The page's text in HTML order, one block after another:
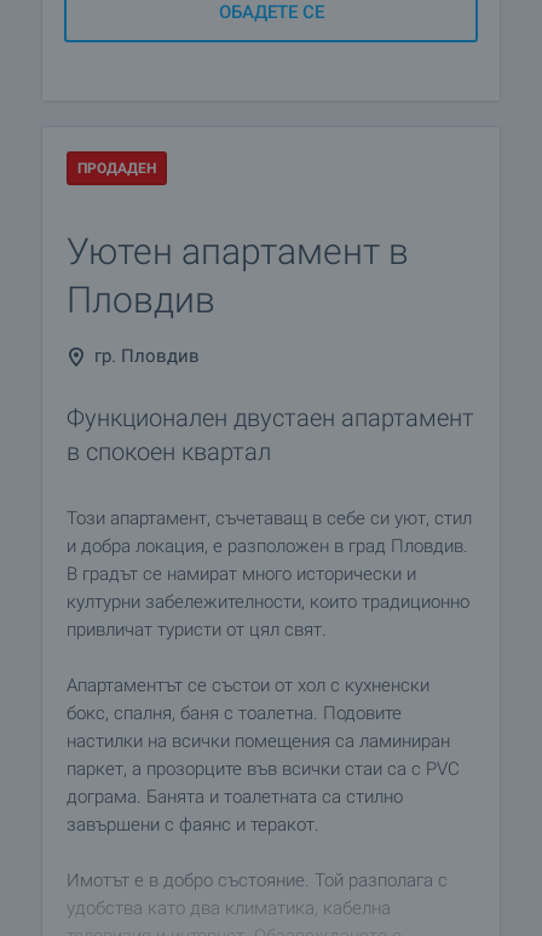
ОБАДЕТЕ СЕ
ПРОДАДЕН
Уютен апартамент в
Пловдив
гр. Пловдив
Функционален двустаен апартамент
в спокоен квартал
Този апартамент, съчетаващ в себе си уют, стил
и добра локация, е разположен в град Пловдив.
В градът се намират много исторически и
културни забележителности, които традиционно
привличат туристи от цял свят.
Апартаментът се състои от хол с кухненски
бокс, спалня, баня с тоалетна. Подовите
настилки на всички помещения са ламиниран
паркет, а прозорците във всички стаи са с PVC
дограма. Банята и тоалетната са стилно
завършени с фаянс и теракот.
Имотът е в добро състояние. Той разполага с
удобства като два климатика, кабелна